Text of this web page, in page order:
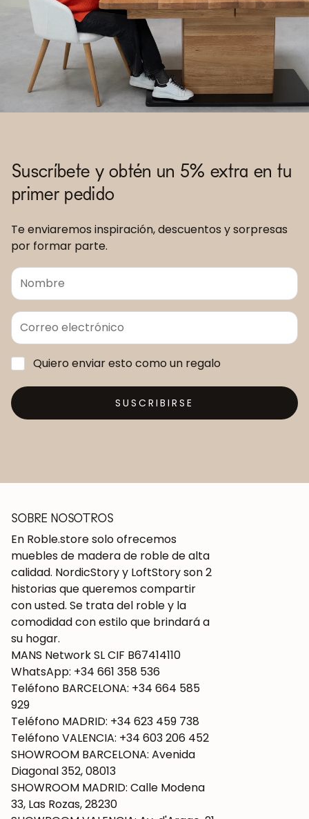
Suscríbete y obtén un 5% extra en tu
primer pedido
Te enviaremos inspiración, descuentos y sorpresas
por formar parte.
Quiero enviar esto como un regalo
SUSCRIBIRSE
SOBRE NOSOTROS
En Roble.store solo ofrecemos
muebles de madera de roble de alta
calidad. NordicStory y LoftStory son 2
historias que queremos compartir
con usted. Se trata del roble y la
comodidad con estilo que brindará a
su hogar.
MANS Network SL CIF B67414110
WhatsApp: +34 661 358 536
Teléfono BARCELONA: +34 664 585
929
Teléfono MADRID: +34 623 459 738
Teléfono VALENCIA: +34 603 206 452
SHOWROOM BARCELONA: Avenida
Diagonal 352, 08013
SHOWROOM MADRID: Calle Modena
33, Las Rozas, 28230